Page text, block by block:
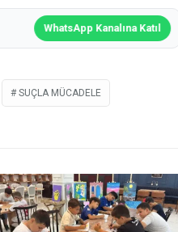
WhatsApp Kanalına Katıl
SUÇLA MÜCADELE